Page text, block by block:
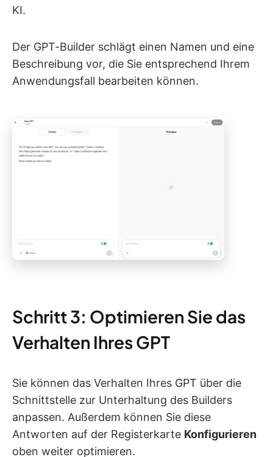
KI.
Der GPT-Builder schlägt einen Namen und eine
Beschreibung vor, die Sie entsprechend Ihrem
Anwendungsfall bearbeiten können.
Schritt 3: Optimieren Sie das
Verhalten Ihres GPT
Sie können das Verhalten Ihres GPT über die
Schnittstelle zur Unterhaltung des Builders
anpassen. Außerdem können Sie diese
Antworten auf der Registerkarte Konfigurieren
oben weiter optimieren.